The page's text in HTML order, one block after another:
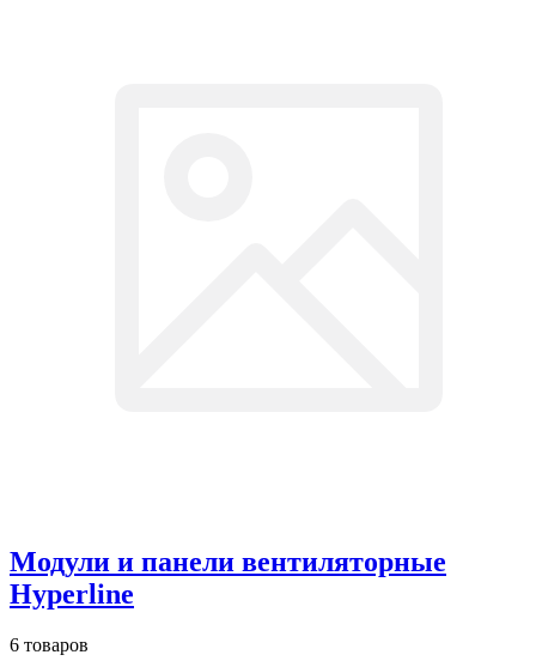
Модули и панели вентиляторные
Hyperline
6 товаров